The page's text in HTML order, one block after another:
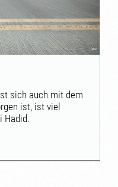
sich auch mit dem
ist, ist viel
Hadid.